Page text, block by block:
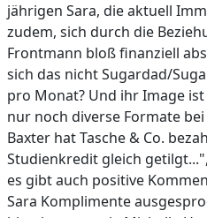
jährigen Sara, die aktuell
zudem, sich durch die
Frontmann bloß finanziell
sich das nicht Sugardad/
pro Monat? Und ihr Image
nur noch diverse Formate bei
Baxter hat Tasche & Co.
Studienkredit gleich
es gibt auch positive
Sara Komplimente